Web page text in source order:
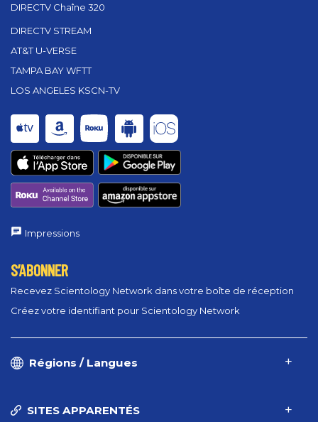
DIRECTV Chaîne 320
DIRECTV STREAM
AT&T U-VERSE
TAMPA BAY WFTT
LOS ANGELES KSCN-TV
Impressions
S’ABONNER
Recevez Scientology Network dans votre boîte de réception
Créez votre identifiant pour Scientology Network
Régions / Langues
SITES APPARENTÉS